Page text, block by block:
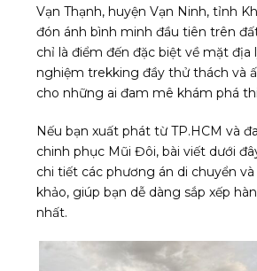
Vạn Thạnh, huyện Vạn Ninh, tỉnh
đón ánh bình minh đầu tiên trên
chỉ là điểm đến đặc biệt về mặt địa
nghiệm trekking đầy thử thách và
cho những ai đam mê khám phá
Nếu bạn xuất phát từ TP.HCM và
chinh phục Mũi Đôi, bài viết dưới
chi tiết các phương án di chuyển
khảo, giúp bạn dễ dàng sắp xếp
nhất.